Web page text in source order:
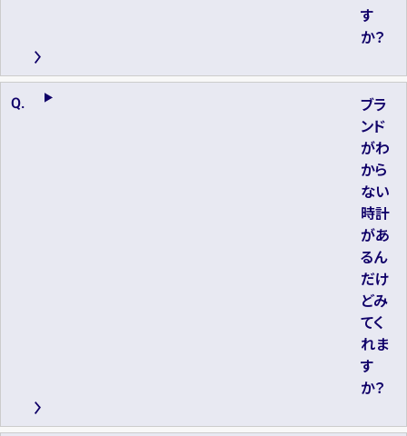
す
か？
ブラ
ンド
がわ
から
ない
時計
があ
るん
だけ
どみ
てく
れま
す
か？